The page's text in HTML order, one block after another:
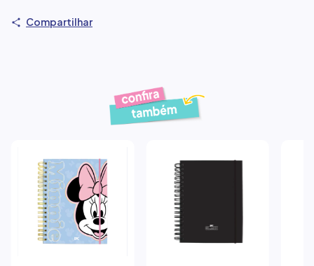
Compartilhar
Produtos similares